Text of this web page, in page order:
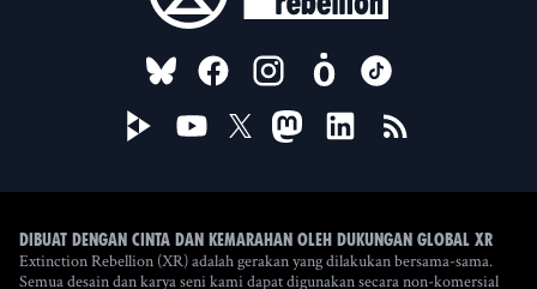
FOLLOW US ON
Dibuat dengan cinta dan kemarahan oleh Dukungan Global XR
Extinction Rebellion (XR) adalah gerakan yang dilakukan bersama-sama.
Semua desain dan karya seni kami dapat digunakan secara non-komersial